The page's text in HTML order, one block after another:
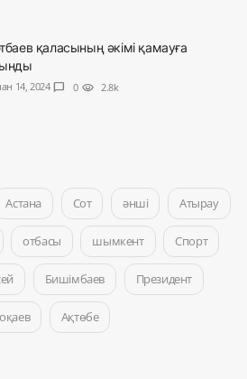
қаласының әкімі қамауға
14, 2024 chat_bubble 0 visibility 2.8k
Астана Сот әнші Атырау
отбасы шымкент Спорт
Бишімбаев Президент
Ақтөбе